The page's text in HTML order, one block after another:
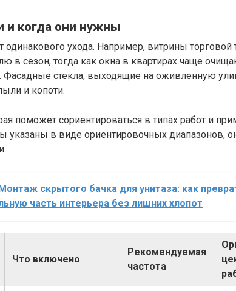
и когда они нужны
одинакового ухода. Например, витрины торговой
в сезон, тогда как окна в квартирах чаще
Фасадные стекла, выходящие на оживленную
и копоти.
поможет сориентироваться в типах работ и
указаны в виде ориентировочных диапазонов,
скрытого бачка для унитаза: как
часть интерьера без лишних хлопот
Что включено
Рекомендуемая
частота